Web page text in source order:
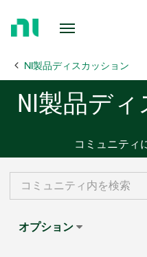
Page NI製品ディスカッション
NI製品デ
コミュニティ
オプション